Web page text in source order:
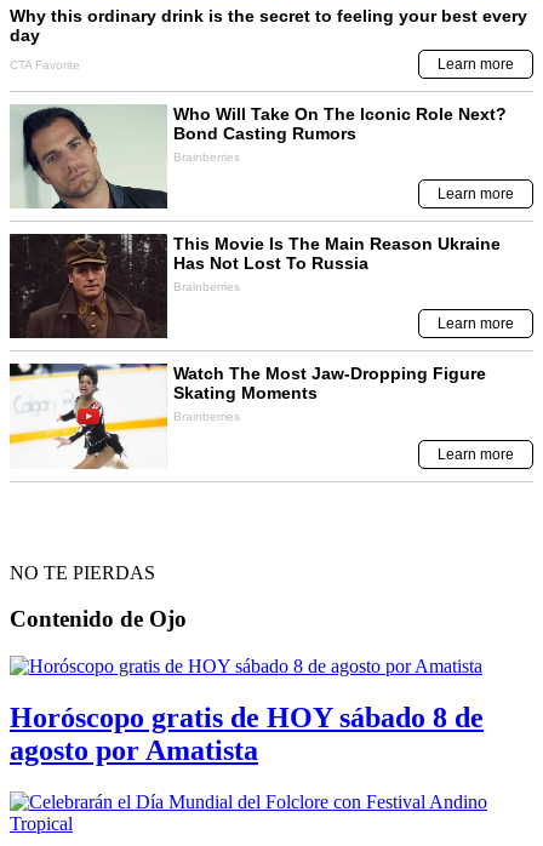
NO TE PIERDAS
Contenido de Ojo
Horóscopo gratis de HOY sábado 8 de
agosto por Amatista